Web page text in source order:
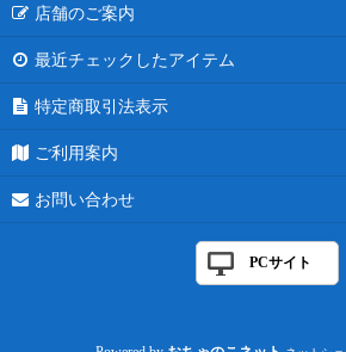
店舗のご案内
最近チェックしたアイテム
特定商取引法表示
ご利用案内
お問い合わせ
PCサイト